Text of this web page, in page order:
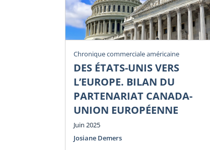
Chronique commerciale américaine
DES ÉTATS-UNIS VERS
L’EUROPE. BILAN DU
PARTENARIAT CANADA-
UNION EUROPÉENNE
Juin 2025
Josiane Demers